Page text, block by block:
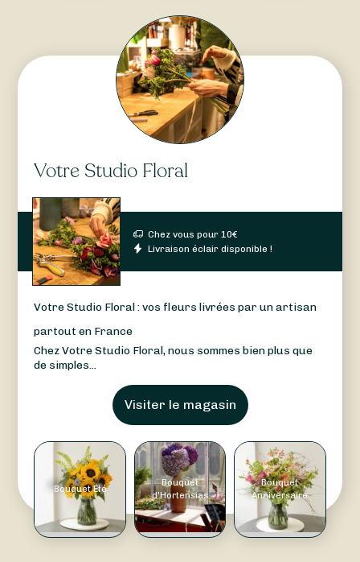
Votre Studio Floral
Chez vous pour10€
Livraison éclair disponible !
Votre Studio Floral : vos fleurs livrées par un artisan
partout en France
Chez Votre Studio Floral, nous sommes bien plus que
de simples...
Visiter le magasin
Bouquet Été
Bouquet
d'Hortensias
Bouquet
Anniversaire